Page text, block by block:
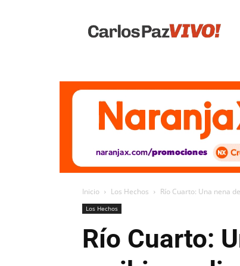
Vivo
Inicio Los Hechos Río Cuarto: Una nena
Los Hechos
Río Cuarto: